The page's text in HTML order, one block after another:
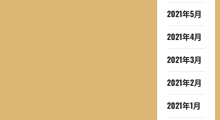
2021年5月
2021年4月
2021年3月
2021年2月
2021年1月